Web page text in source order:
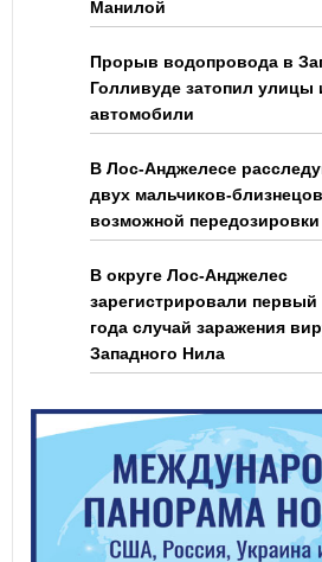
Манилой
Прорыв водопровода в
Голливуде затопил улицы
автомобили
В Лос-Анджелесе
двух мальчиков-
возможной передозировки
В округе Лос-Анджелес
зарегистрировали первый
года случай заражения
Западного Нила